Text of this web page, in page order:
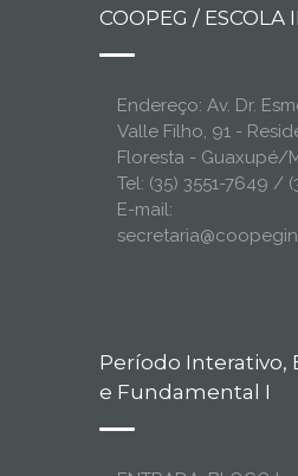
COOPEG / ESCOLA
Endereço: Av. Dr.
Valle Filho, 91 -
Floresta - Guaxupé/
Tel: (35) 3551-7649 /
E-mail:
Período Interativo,
e Fundamental I